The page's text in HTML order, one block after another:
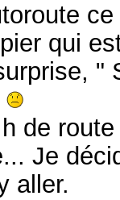
qui
"
de
Je
aller.